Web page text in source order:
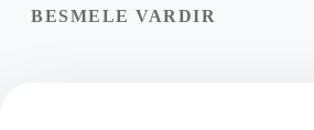
BESMELE VARDIR